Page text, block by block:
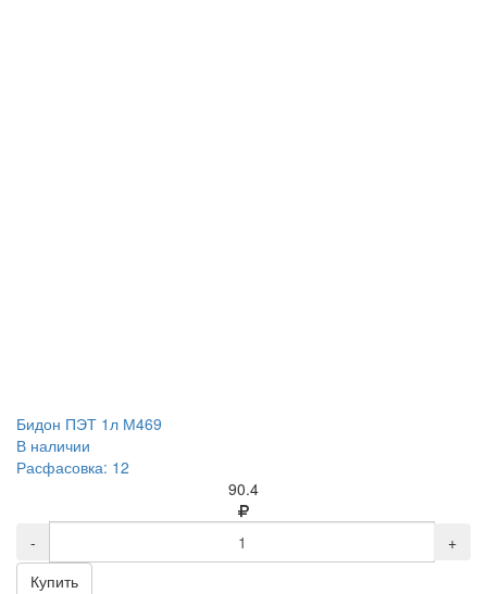
Бидон ПЭТ 1л М469
В наличии
Расфасовка: 12
90.4
-
+
Купить